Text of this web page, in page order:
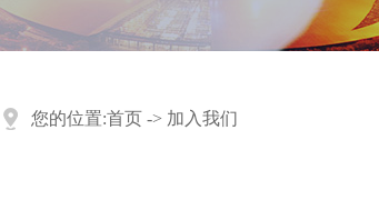
您的位置:首页 -> 加入我们